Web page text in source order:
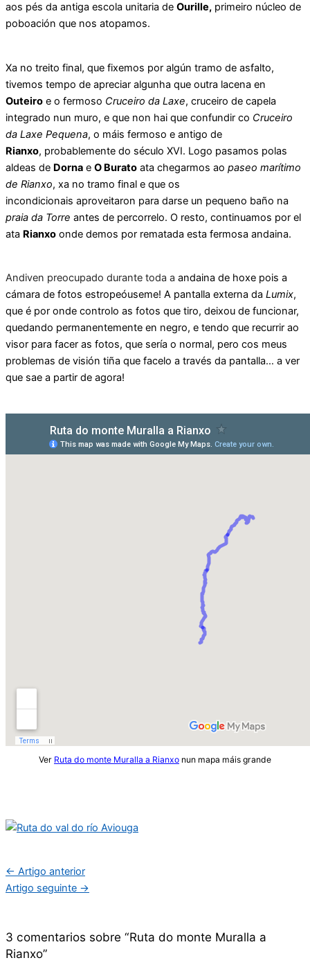
aos pés da antiga escola unitaria de Ourille, primeiro núcleo de
poboación que nos atopamos.
Xa no treito final, que fixemos por algún tramo de asfalto,
tivemos tempo de apreciar algunha que outra lacena en
Outeiro e o fermoso Cruceiro da Laxe, cruceiro de capela
integrado nun muro, e que non hai que confundir co Cruceiro
da Laxe Pequena, o máis fermoso e antigo de
Rianxo, probablemente do século XVI. Logo pasamos polas
aldeas de Dorna e O Burato ata chegarmos ao paseo marítimo
de Rianxo, xa no tramo final e que os
incondicionais aproveitaron para darse un pequeno baño na
praia da Torre antes de percorrelo. O resto, continuamos por el
ata Rianxo onde demos por rematada esta fermosa andaina.
Andiven preocupado durante toda a andaina de hoxe pois a
cámara de fotos estropeóuseme! A pantalla externa da Lumix,
que é por onde controlo as fotos que tiro, deixou de funcionar,
quedando permanentemente en negro, e tendo que recurrir ao
visor para facer as fotos, que sería o normal, pero cos meus
problemas de visión tiña que facelo a través da pantalla… a ver
que sae a partir de agora!
Ver Ruta do monte Muralla a Rianxo nun mapa máis grande
← Artigo anterior
Artigo seguinte →
3 comentarios sobre “Ruta do monte Muralla a
Rianxo”